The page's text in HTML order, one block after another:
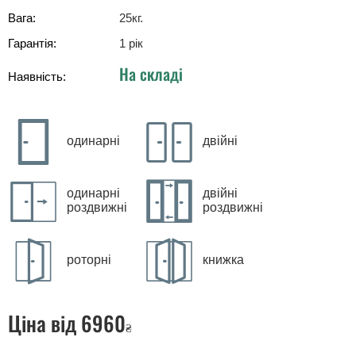
Вага:
25кг.
Гарантія:
1 рік
Наявність: На складі
одинарні двійні
одинарні
роздвижні
двійні
роздвижні
роторні книжка
Ціна від 6960₴